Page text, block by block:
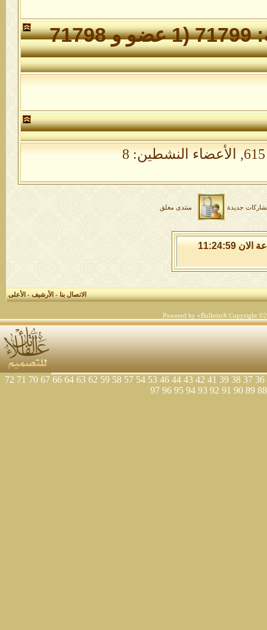
الأعضاء الذين تواجدوا خلال 24 ساعة: 71799 (1 عضو و 71798
الأعضاء النشطين: 8
جديدة منتدى مغلق
الاثنين 10 من اغسطس 2026 , الساعة الان 11:25:00
الاتصال بنا-الأرشيف-الأعلى
Powered by vBulletin® Copyright
36
37
38
39
41
42
43
44
46
53
54
57
58
59
62
63
64
66
67
70
71
72
88
89
90
91
92
93
94
95
96
97